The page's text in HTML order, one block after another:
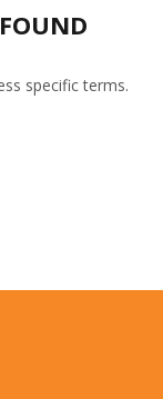
specific terms.